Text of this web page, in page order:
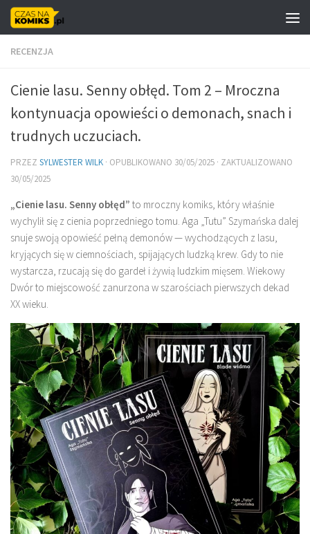
Skip to content
RECENZJA
Cienie lasu. Senny obłęd. Tom 2 – Mroczna
kontynuacja opowieści o demonach, snach i
trudnych uczuciach.
PRZEZ SYLWESTER WILK · OPUBLIKOWANO 30/05/2025 · ZAKTUALIZOWANO
30/05/2025
„Cienie lasu. Senny obłęd” to mroczny komiks, który właśnie
wychylił się z cienia poprzedniego tomu. Aga „Tutu” Szymańska dalej
snuje swoją opowieść pełną demonów — wychodzących z lasu,
kryjących się w ciemnościach, spijających ludzką krew. Gdy to nie
wystarcza, rzucają się do gardeł i żywią ludzkim mięsem. Wiekowy
Dwór to miejscowość zanurzona w szarościach pierwszych dekad
XX wieku.